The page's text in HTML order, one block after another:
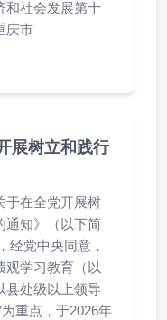
和社会发展第十
庆市
展树立和践行
于在全党开展树
通知》（以下简
经党中央同意，
观学习教育（以
县处级以上领导
重点，于2026年